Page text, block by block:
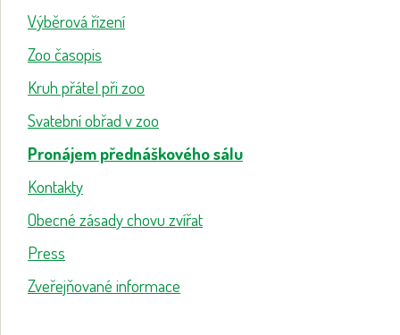
Výběrová řízení
Zoo časopis
Kruh přátel při zoo
Svatební obřad v zoo
Pronájem přednáškového sálu
Kontakty
Obecné zásady chovu zvířat
Press
Zveřejňované informace